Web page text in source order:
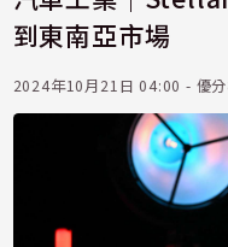
到東南亞市場
2024年10月21日 04:00 - 優